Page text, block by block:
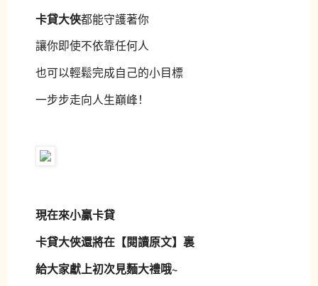
卡貸大俠都能守護著你
讓你即使不依靠任何人
也可以輕鬆完成自己的小目標
一步步走向人生巔峰！
現在來小贏卡貸
卡貸大俠還將在【閱讀原文】裏
給大家獻上初次見麵大禮哦~